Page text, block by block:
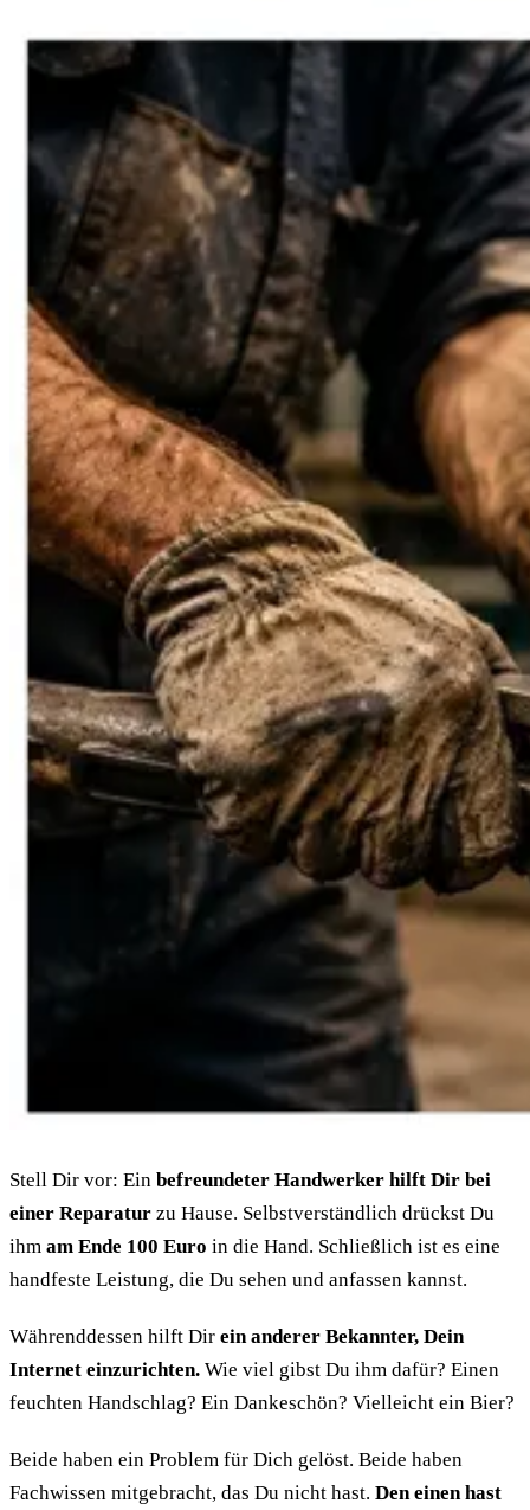
Stell Dir vor: Ein befreundeter Handwerker hilft Dir bei
einer Reparatur zu Hause. Selbstverständlich drückst Du
ihm am Ende 100 Euro in die Hand. Schließlich ist es eine
handfeste Leistung, die Du sehen und anfassen kannst.
Währenddessen hilft Dir ein anderer Bekannter, Dein
Internet einzurichten. Wie viel gibst Du ihm dafür? Einen
feuchten Handschlag? Ein Dankeschön? Vielleicht ein Bier?
Beide haben ein Problem für Dich gelöst. Beide haben
Fachwissen mitgebracht, das Du nicht hast. Den einen hast